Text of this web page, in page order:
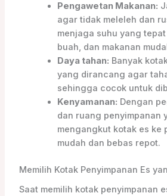
Pengawetan Makanan:
agar tidak meleleh dan
menjaga suhu yang
buah, dan makanan
Daya tahan: Banyak
yang dirancang agar
sehingga cocok untuk
Kenyamanan: Dengan
dan ruang penyimpanan
mengangkut kotak es ke
mudah dan bebas repot.
Memilih Kotak Penyimpanan Es
Saat memilih kotak penyimpanan